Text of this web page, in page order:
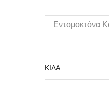
Εντομοκτόνα
ΚΙΛΑ